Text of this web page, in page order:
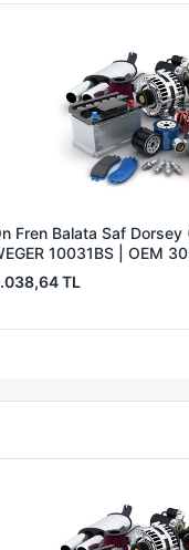
Fren Balata Saf Dorsey
10031BS | OEM
TL